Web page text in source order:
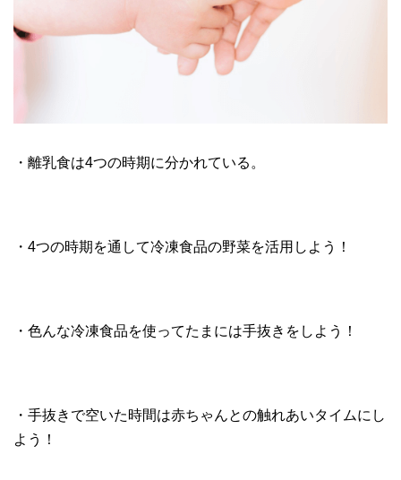
・離乳食は4つの時期に分かれている。
・4つの時期を通して冷凍食品の野菜を活用しよう！
・色んな冷凍食品を使ってたまには手抜きをしよう！
・手抜きで空いた時間は赤ちゃんとの触れあいタイムにし
よう！